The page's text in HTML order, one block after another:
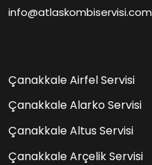
info@atlaskombiservisi.com
Çanakkale Airfel Servisi
Çanakkale Alarko Servisi
Çanakkale Altus Servisi
Çanakkale Arçelik Servisi